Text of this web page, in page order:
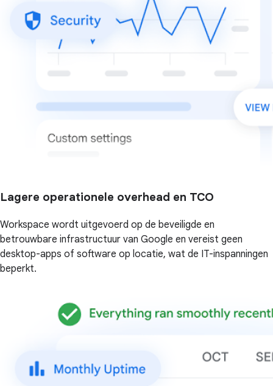
Lagere operationele overhead en TCO
Workspace wordt uitgevoerd op de beveiligde en
betrouwbare infrastructuur van Google en vereist geen
desktop-apps of software op locatie, wat de IT-inspanningen
beperkt.